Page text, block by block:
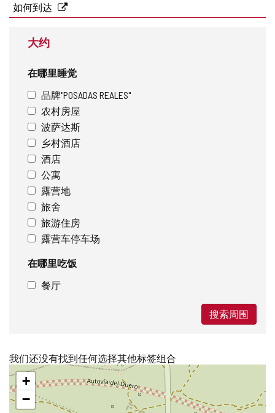
如何到达
大约
在哪里睡觉
品牌"POSADAS REALES"
农村房屋
波萨达斯
乡村酒店
酒店
公寓
露营地
旅舍
旅游住房
露营车停车场
在哪里吃饭
餐厅
搜索周围
我们还没有找到任何选择其他标签组合
跳
地
图
+
−